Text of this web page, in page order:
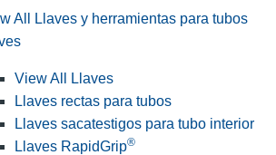
All Llaves y herramientas para tubos
View All Llaves
Llaves rectas para tubos
Llaves sacatestigos para tubo interior
Llaves RapidGrip®